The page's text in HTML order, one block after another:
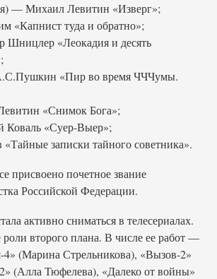
— Михаил Левитин «Изверг»;
туда и обратно»;
«Леокадия и десять
«Пир во время ЧЧЧумы.
«Снимок Бога»;
«Суер-Выер»;
записки тайного советника».
присвоено почетное звание
Российской Федерации.
активно сниматься в телесериалах.
второго плана. В числе ее работ —
4» (Марина Стрельникова), «Вызов-2»
(Алла Тюфелева), «Далеко от войны»